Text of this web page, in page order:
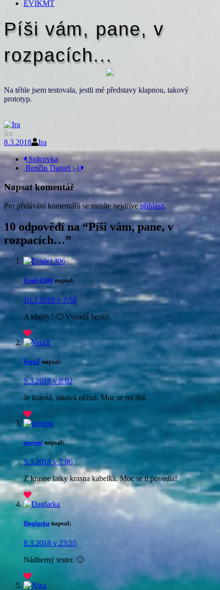
EVIKMT
Píši vám, pane, v
rozpacích...
Na téhle jsem testovala, jestli mé představy klapnou, takový
prototyp.
Ira
8.3.2018
Ira
Navigace
příspěvku
Srdcovka
Renčin Daniel ;-)
Napsat komentář
Pro přidávání komentářů se musíte nejdřívepřihlásit.
10 odpovědí na “Píši vám, pane, v
rozpacích…”
Evule1306 napsal:
10.3.2018 v 7:58
A klaply? 🙂 Vypadá hezky.
VeraT napsal:
9.3.2018 v 8:02
Je krásná, taková něžná. Moc se mi líbí.
noremi napsal:
9.3.2018 v 7:06
Z krasne latky krasna kabelka. Moc se ti povedla!
Daglarka napsal:
8.3.2018 v 23:55
Nádherný tester. 🙂